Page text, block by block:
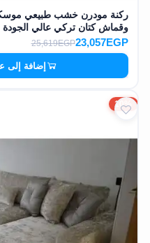
ركنة مودرن خشب طبيعي
وقماش كتان تركي عالي الجودة MS-11925
23,057EGP
25,619EGP
إضافة إلى
10%